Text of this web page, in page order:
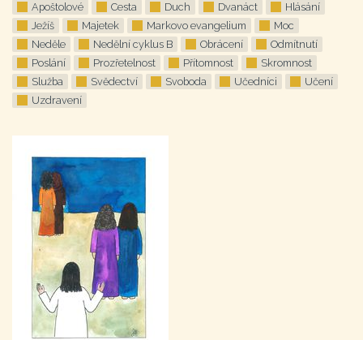
Apoštolové Cesta Duch Dvanáct
Hlásání
Ježíš
Majetek Markovo evangelium
Moc
Neděle
Nedělní cyklus B Obrácení
Odmítnutí
Poslání
Prozřetelnost Přítomnost
Skromnost
Služba
Svědectví Svoboda Učedníci
Učení
Uzdravení